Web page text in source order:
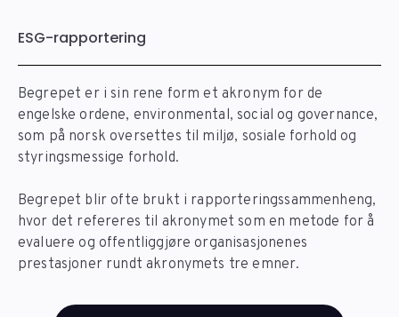
ESG-rapportering
Begrepet er i sin rene form et akronym for de
engelske ordene, environmental, social og governance,
som på norsk oversettes til miljø, sosiale forhold og
styringsmessige forhold.
Begrepet blir ofte brukt i rapporteringssammenheng,
hvor det refereres til akronymet som en metode for å
evaluere og offentliggjøre organisasjonenes
prestasjoner rundt akronymets tre emner.